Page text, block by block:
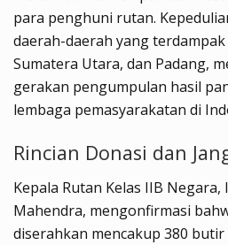
para penghuni rutan.
daerah-daerah yang terdampak
Sumatera Utara, dan Padang,
gerakan pengumpulan hasil
lembaga pemasyarakatan di
Rincian Donasi dan
Kepala Rutan Kelas IIB Negara,
Mahendra, mengonfirmasi
diserahkan mencakup 380